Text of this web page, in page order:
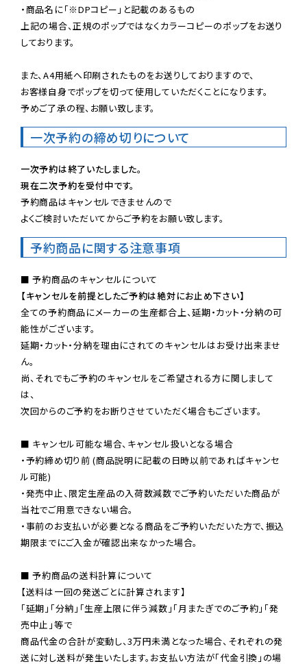
・商品名に「※DPコピー」と記載のあるもの
上記の場合、正規のポップではなくカラーコピーのポップをお送り
しております。
また、A4用紙へ印刷されたものをお送りしておりますので、
お客様自身でポップを切って使用していただくことになります。
予めご了承の程、お願い致します。
一次予約の締め切りについて
一次予約は終了いたしました。
現在二次予約を受付中です。
予約商品はキャンセルできませんので
よくご検討いただいてからご予約をお願い致します。
予約商品に関する注意事項
【キャンセルを前提としたご予約は絶対にお止め下さい】
全ての予約商品にメーカーの生産都合上、延期・カット・分納の可
能性がございます。
延期・カット・分納を理由にされてのキャンセルはお受け出来ませ
ん。
尚、それでもご予約のキャンセルをご希望される方に関しまして
は、
次回からのご予約をお断りさせていただく場合もございます。
■ キャンセル可能な場合、キャンセル扱いとなる場合
・予約締め切り前 (商品説明に記載の日時以前であればキャンセ
ル可能)
・発売中止、限定生産品の入荷数減数でご予約いただいた商品が
当社でご用意できない場合。
・事前のお支払いが必要となる商品をご予約いただいた方で、振込
期限までにご入金が確認出来なかった場合。
■ 予約商品の送料計算について
【送料は一回の発送ごとに計算されます】
「延期」「分納」「生産上限に伴う減数」「月またぎでのご予約」「発
売中止」等で
商品代金の合計が変動し、3万円未満となった場合、それぞれの発
送に対し送料が発生いたします。お支払い方法が「代金引換」の場